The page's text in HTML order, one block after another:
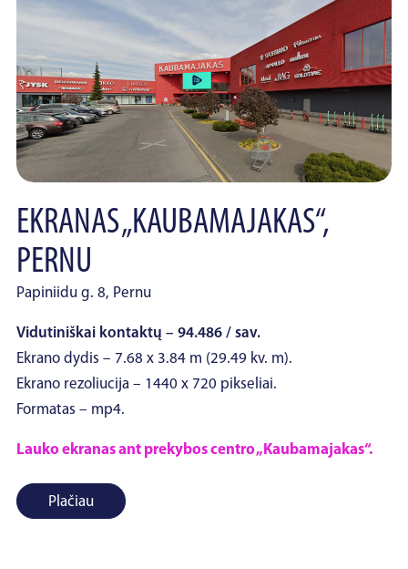
EKRANAS „KAUBAMAJAKAS“,
PERNU
Papiniidu g. 8, Pernu
Vidutiniškai kontaktų – 94.486 / sav.
Ekrano dydis – 7.68 x 3.84 m (29.49 kv. m).
Ekrano rezoliucija – 1440 x 720 pikseliai.
Formatas – mp4.
Lauko ekranas ant prekybos centro „Kaubamajakas“.
Plačiau